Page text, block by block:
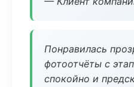
Понравилась
фотоотчёты с
спокойно и